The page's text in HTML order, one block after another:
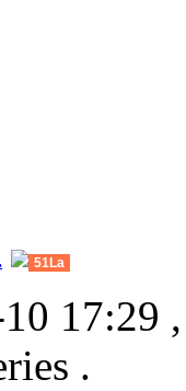
51La
17:29
.